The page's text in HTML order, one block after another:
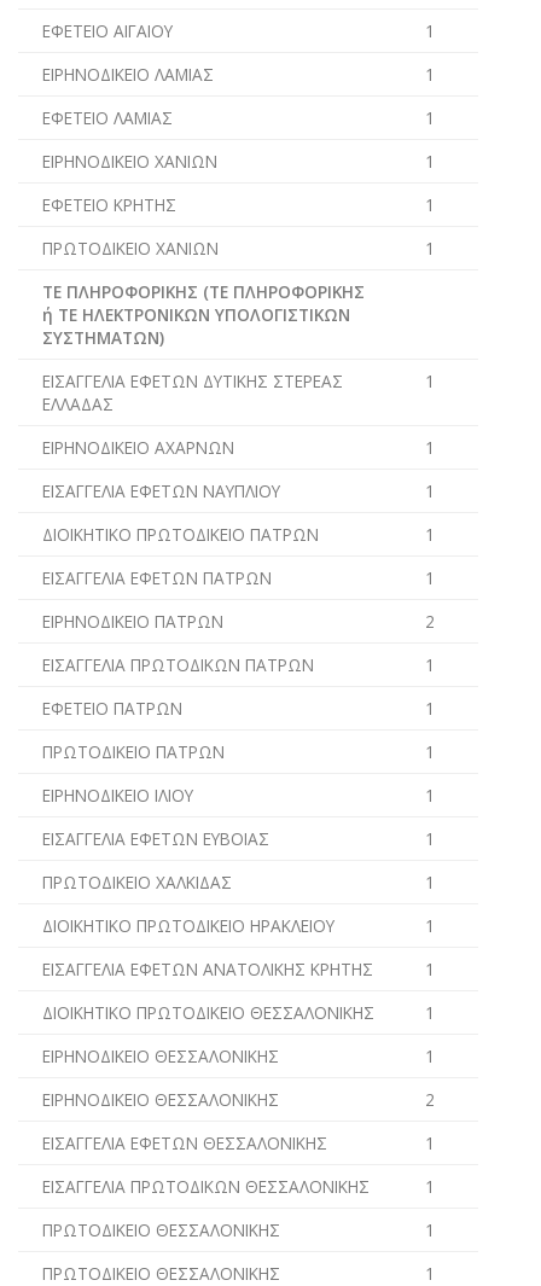
ΕΦΕΤΕΙΟ ΑΙΓΑΙΟΥ
1
ΕΙΡΗΝΟΔΙΚΕΙΟ ΛΑΜΙΑΣ
1
ΕΦΕΤΕΙΟ ΛΑΜΙΑΣ
1
ΕΙΡΗΝΟΔΙΚΕΙΟ ΧΑΝΙΩΝ
1
ΕΦΕΤΕΙΟ ΚΡΗΤΗΣ
1
ΠΡΩΤΟΔΙΚΕΙΟ ΧΑΝΙΩΝ
1
ΤΕ ΠΛΗΡΟΦΟΡΙΚΗΣ (ΤΕ ΠΛΗΡΟΦΟΡΙΚΗΣ
ή ΤΕ ΗΛΕΚΤΡΟΝΙΚΩΝ ΥΠΟΛΟΓΙΣΤΙΚΩΝ
ΣΥΣΤΗΜΑΤΩΝ)
ΕΙΣΑΓΓΕΛΙΑ ΕΦΕΤΩΝ ΔΥΤΙΚΗΣ ΣΤΕΡΕΑΣ
ΕΛΛΑΔΑΣ
1
ΕΙΡΗΝΟΔΙΚΕΙΟ ΑΧΑΡΝΩΝ
1
ΕΙΣΑΓΓΕΛΙΑ ΕΦΕΤΩΝ ΝΑΥΠΛΙΟΥ
1
ΔΙΟΙΚΗΤΙΚΟ ΠΡΩΤΟΔΙΚΕΙΟ ΠΑΤΡΩΝ
1
ΕΙΣΑΓΓΕΛΙΑ ΕΦΕΤΩΝ ΠΑΤΡΩΝ
1
ΕΙΡΗΝΟΔΙΚΕΙΟ ΠΑΤΡΩΝ
2
ΕΙΣΑΓΓΕΛΙΑ ΠΡΩΤΟΔΙΚΩΝ ΠΑΤΡΩΝ
1
ΕΦΕΤΕΙΟ ΠΑΤΡΩΝ
1
ΠΡΩΤΟΔΙΚΕΙΟ ΠΑΤΡΩΝ
1
ΕΙΡΗΝΟΔΙΚΕΙΟ ΙΛΙΟΥ
1
ΕΙΣΑΓΓΕΛΙΑ ΕΦΕΤΩΝ ΕΥΒΟΙΑΣ
1
ΠΡΩΤΟΔΙΚΕΙΟ ΧΑΛΚΙΔΑΣ
1
ΔΙΟΙΚΗΤΙΚΟ ΠΡΩΤΟΔΙΚΕΙΟ ΗΡΑΚΛΕΙΟΥ
1
ΕΙΣΑΓΓΕΛΙΑ ΕΦΕΤΩΝ ΑΝΑΤΟΛΙΚΗΣ ΚΡΗΤΗΣ
1
ΔΙΟΙΚΗΤΙΚΟ ΠΡΩΤΟΔΙΚΕΙΟ ΘΕΣΣΑΛΟΝΙΚΗΣ
1
ΕΙΡΗΝΟΔΙΚΕΙΟ ΘΕΣΣΑΛΟΝΙΚΗΣ
1
ΕΙΡΗΝΟΔΙΚΕΙΟ ΘΕΣΣΑΛΟΝΙΚΗΣ
2
ΕΙΣΑΓΓΕΛΙΑ ΕΦΕΤΩΝ ΘΕΣΣΑΛΟΝΙΚΗΣ
1
ΕΙΣΑΓΓΕΛΙΑ ΠΡΩΤΟΔΙΚΩΝ ΘΕΣΣΑΛΟΝΙΚΗΣ
1
ΠΡΩΤΟΔΙΚΕΙΟ ΘΕΣΣΑΛΟΝΙΚΗΣ
1
ΠΡΩΤΟΔΙΚΕΙΟ ΘΕΣΣΑΛΟΝΙΚΗΣ
1